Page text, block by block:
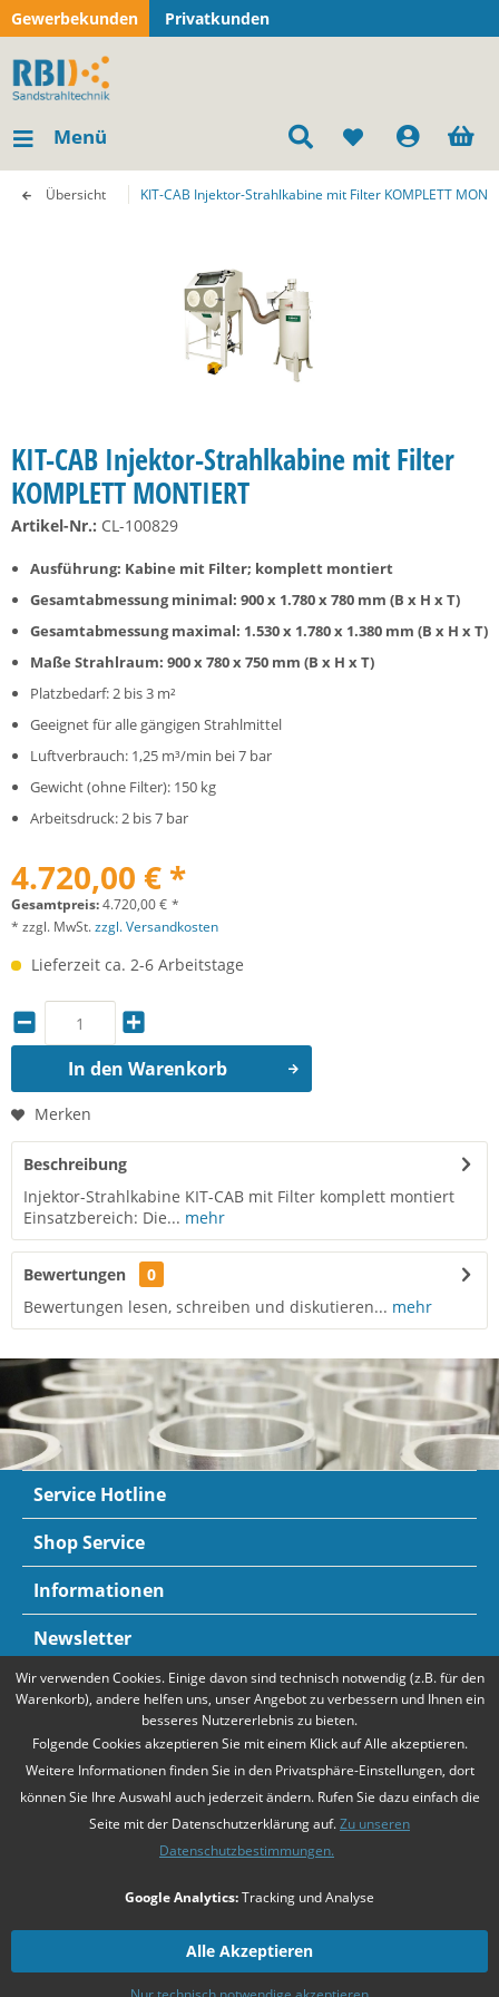
Gewerbekunden Privatkunden
Menü
Übersicht KIT-CAB Injektor-Strahlkabine mit Filter KOMPLETT
KIT-CAB Injektor-Strahlkabine mit Filter
KOMPLETT MONTIERT
Artikel-Nr.: CL-100829
Ausführung: Kabine mit Filter; komplett montiert
Gesamtabmessung minimal: 900 x 1.780 x 780 mm (B x H x T)
Gesamtabmessung maximal: 1.530 x 1.780 x 1.380 mm (B x H x T)
Maße Strahlraum: 900 x 780 x 750 mm (B x H x T)
Platzbedarf: 2 bis 3 m²
Geeignet für alle gängigen Strahlmittel
Luftverbrauch: 1,25 m³/min bei 7 bar
Gewicht (ohne Filter): 150 kg
Arbeitsdruck: 2 bis 7 bar
4.720,00 € *
Gesamtpreis:4.720,00€ *
* zzgl. MwSt.zzgl. Versandkosten
Lieferzeit ca. 2-6 Arbeitstage
In den Warenkorb
Merken
Beschreibung
Injektor-Strahlkabine KIT-CAB mit Filter komplett montiert
Einsatzbereich: Die... mehr
Bewertungen
0
Bewertungen lesen, schreiben und diskutieren... mehr
Service Hotline
Shop Service
Informationen
Newsletter
Zahlungsarten Mehr Informationen
falls nicht anders beschrieben
Unsere Angebote richten sich ausschließlich an Unternehmer gemäß§14
. Wir schließen keine Verträge mit Verbrauchern gemäß
Wir verwenden Cookies. Einige davon sind technisch notwendig (z.B. für den
Warenkorb), andere helfen uns, unser Angebot zu verbessern und Ihnen ein
besseres Nutzererlebnis zu bieten.
Folgende Cookies akzeptieren Sie mit einem Klick auf Alle akzeptieren.
Weitere Informationen finden Sie in den Privatsphäre-Einstellungen, dort
können Sie Ihre Auswahl auch jederzeit ändern. Rufen Sie dazu einfach die
Seite mit der Datenschutzerklärung auf.Zu unseren
Datenschutzbestimmungen.
Google Analytics:Tracking und Analyse
Alle Akzeptieren